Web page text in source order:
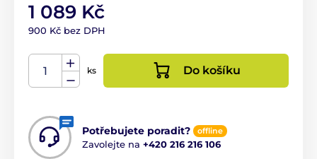
1 089 Kč
900 Kč bez DPH
ks Do košíku
Potřebujete poradit? offline
Zavolejte na +420 216 216 106